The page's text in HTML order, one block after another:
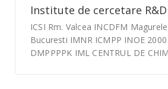
Institute de cercetare R&D
ICSI Rm. Valcea INCDFM
Bucuresti IMNR ICMPP INOE 2000
DMPPPPK IML CENTRUL DE